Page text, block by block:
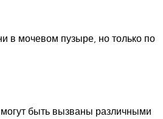
быть вызваны различными